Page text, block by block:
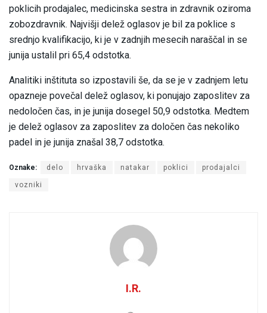
poklicih prodajalec, medicinska sestra in zdravnik oziroma
zobozdravnik. Najvišji delež oglasov je bil za poklice s
srednjo kvalifikacijo, ki je v zadnjih mesecih naraščal in se
junija ustalil pri 65,4 odstotka.
Analitiki inštituta so izpostavili še, da se je v zadnjem letu
opazneje povečal delež oglasov, ki ponujajo zaposlitev za
nedoločen čas, in je junija dosegel 50,9 odstotka. Medtem
je delež oglasov za zaposlitev za določen čas nekoliko
padel in je junija znašal 38,7 odstotka.
Oznake: delo hrvaška natakar poklici prodajalci
vozniki
I.R.